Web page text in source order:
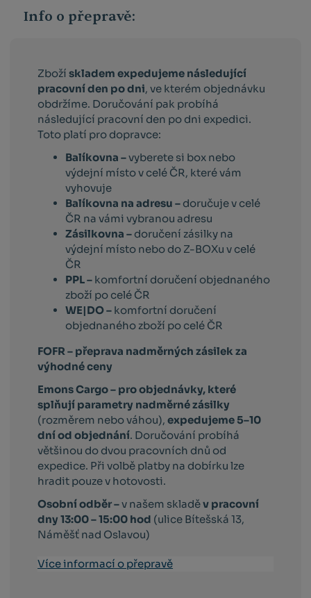
Info o přepravě:
Zbožískladem expedujeme následující
pracovní den po dni, ve kterém objednávku
obdržíme. Doručování pak probíhá
následující pracovní den po dni expedici.
Toto platí pro dopravce:
Balíkovna –vyberete si box nebo
výdejní místo v celé ČR, které vám
vyhovuje
Balíkovna na adresu – doručuje v celé
ČR na vámi vybranou adresu
Zásilkovna – doručení zásilky na
výdejní místo nebo do Z-BOXu v celé
ČR
PPL – komfortní doručení objednaného
zboží po celé ČR
WE|DO – komfortní doručení
objednaného zboží po celé ČR
FOFR – přeprava nadměrných zásilek za
výhodné ceny
Emons Cargo – pro objednávky, které
splňují parametry nadměrné zásilky
(rozměrem nebo váhou),expedujeme 5–10
dní od objednání. Doručování probíhá
většinou do dvou pracovních dnů od
expedice. Při volbě platby na dobírku lze
hradit pouze v hotovosti.
Osobní odběr –v našem skladěv pracovní
dny 13:00 – 15:00 hod (ulice Bítešská 13,
Náměšť nad Oslavou)
Více informací o přepravě